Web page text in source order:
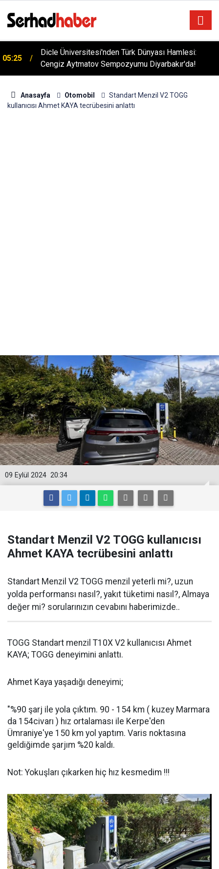
05:25
Dicle Üniversitesi'nden Türk Dünyası Hamlesi:
Cengiz Aytmatov Sempozyumu Diyarbakır'da!
Anasayfa Otomobil
Standart Menzil V2 TOGG
kullanıcısı Ahmet KAYA tecrübesini anlattı
20:34
09 Eylül 2024
Standart Menzil V2 TOGG kullanıcısı
Ahmet KAYA tecrübesini anlattı
Standart Menzil V2 TOGG menzil yeterli mi?, uzun
yolda performansı nasıl?, yakıt tüketimi nasıl?, Almaya
değer mi? sorularınızın cevabını haberimizde..
TOGG Standart menzil T10X V2 kullanıcısı Ahmet
KAYA; TOGG deneyimini anlattı.
Ahmet Kaya yaşadığı deneyimi;
"%90 şarj ile yola çıktım. 90 - 154 km ( kuzey Marmara
da 154civarı ) hız ortalaması ile Kerpe'den
Ümraniye'ye 150 km yol yaptım. Varis noktasına
geldiğimde şarjım %20 kaldı.
Not: Yokuşları çıkarken hiç hız kesmedim !!!